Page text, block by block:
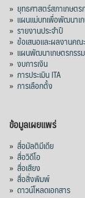
» ยุทธศาสตร์สภาเกษต
» แผนแม่บทเพื่อพัฒนาเ
» รายงานประจำปี
» ข้อเสนอและผลงานคณ
» แผนพัฒนาเกษตรกรร
» งบการเงิน
» การประเมิน ITA
» การเลือกตั้ง
ข้อมูลเผยแพร่
» สื่อมัลติมีเดีย
» สื่อวิดีโอ
» สื่อเสียง
» สื่อสิ่งพิมพ์
» ดาวน์โหลดเอกสาร